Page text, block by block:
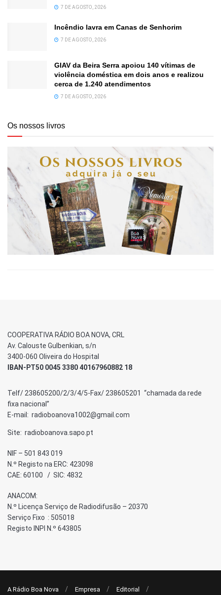
7 DE AGOSTO, 2026
Incêndio lavra em Canas de Senhorim
7 DE AGOSTO, 2026
GIAV da Beira Serra apoiou 140 vítimas de
violência doméstica em dois anos e realizou
cerca de 1.240 atendimentos
7 DE AGOSTO, 2026
Os nossos livros
COOPERATIVA RÁDIO BOA NOVA, CRL
Av. Calouste Gulbenkian, s/n
3400-060 Oliveira do Hospital
IBAN-PT50 0045 3380 40167960882 18
Telf/ 238605200/2/3/4/5-Fax/ 238605201 “chamada da rede
fixa nacional”
E-mail: radioboanova1002@gmail.com
Site: radioboanova.sapo.pt
NIF – 501 843 019
N.º Registo na ERC: 423098
CAE: 60100 / SIC: 4832
ANACOM:
N.º Licença Serviço de Radiodifusão – 20370
Serviço Fixo : 505018
Registo INPI N.º 643805
A Rádio Boa Nova Empresa Editorial